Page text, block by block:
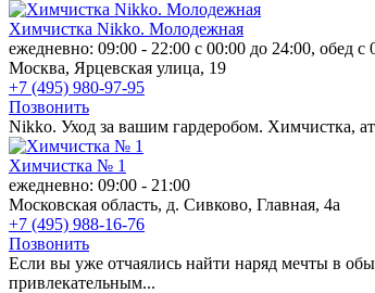
Химчистка Nikko. Молодежная
ежедневно: 09:00 - 22:00 с 00:00 до 24:00, обед с
Москва, Ярцевская улица, 19
+7 (495) 980-97-95
Позвонить
Nikko. Уход за вашим гардеробом. Химчистка,
Химчистка № 1
ежедневно: 09:00 - 21:00
Московская область, д. Сивково, Главная, 4а
+7 (495) 988-16-76
Позвонить
Если вы уже отчаялись найти наряд мечты в
привлекательным...